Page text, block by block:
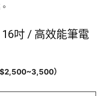
吋 / 高效能筆電
）